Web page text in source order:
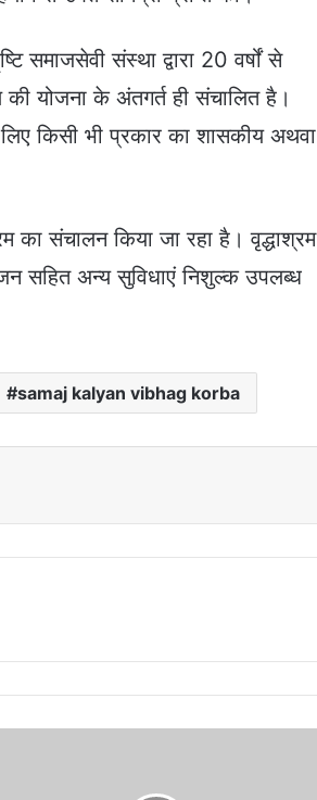
समाजसेवी संस्था द्वारा 20 वर्षों से
की योजना के अंतगर्त ही संचालित है।
किसी भी प्रकार का शासकीय अथवा
का संचालन किया जा रहा है। वृद्धाश्रम
सहित अन्य सुविधाएं निशुल्क उपलब्ध
samaj kalyan vibhag korba